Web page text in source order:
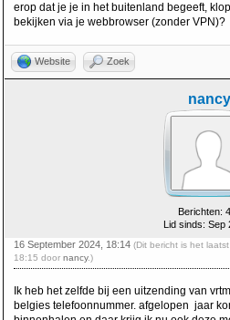
erop dat je je in het buitenland begeeft,
bekijken via je webbrowser (zonder VPN)?
Website Zoek
nancy
Berichten:
Lid sinds: Sep
16 September 2024, 18:14 (Dit bericht is het
18:15 door nancy.)
Ik heb het zelfde bij een uitzending van
belgies telefoonnummer. afgelopen jaar